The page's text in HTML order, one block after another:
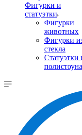
Фигурки и
статуэтки
Фигурки
животных
Фигурки
стекла
Статуэтки
полистоуна